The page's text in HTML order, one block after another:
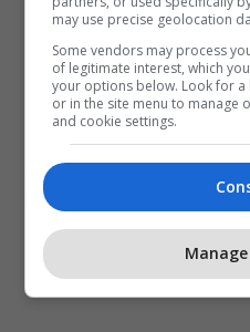
may use precise geolocation
Some vendors may process
of legitimate interest, which
your options below. Look for
or in the site menu to manage
and cookie settings.